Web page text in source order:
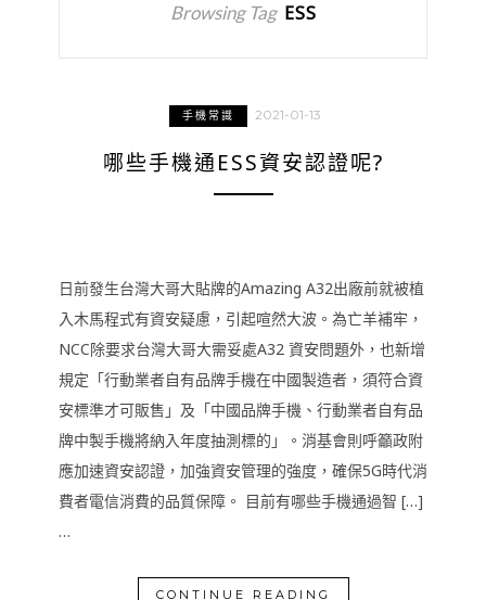
Browsing Tag ESS
手機常識 2021-01-13
哪些手機通ESS資安認證呢?
日前發生台灣大哥大貼牌的Amazing A32出廠前就被植
入木馬程式有資安疑慮，引起喧然大波。為亡羊補牢，
NCC除要求台灣大哥大需妥處A32 資安問題外，也新增
規定「行動業者自有品牌手機在中國製造者，須符合資
安標準才可販售」及「中國品牌手機、行動業者自有品
牌中製手機將納入年度抽測標的」。消基會則呼籲政附
應加速資安認證，加強資安管理的強度，確保5G時代消
費者電信消費的品質保障。 目前有哪些手機通過智 […]
…
CONTINUE READING